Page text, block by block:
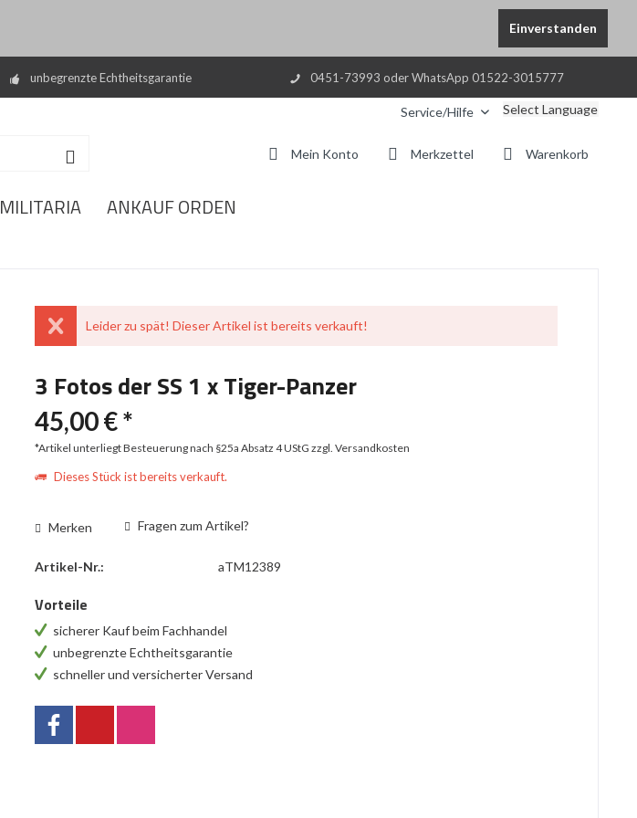
Einverstanden
unbegrenzte Echtheitsgarantie 0451-73993 oder WhatsApp 01522-3015777
Service/Hilfe Select Language
Warenkorb
Merkzettel
Mein Konto
MILITARIA ANKAUF ORDEN
Leider zu spät! Dieser Artikel ist bereits verkauft!
3 Fotos der SS 1 x Tiger-Panzer
45,00 € *
*Artikel unterliegt Besteuerung nach §25a Absatz 4 UStGzzgl. Versandkosten
Dieses Stück ist bereits verkauft.
Merken Fragen zum Artikel?
Artikel-Nr.: aTM12389
Vorteile
sicherer Kauf beim Fachhandel
unbegrenzte Echtheitsgarantie
schneller und versicherter Versand